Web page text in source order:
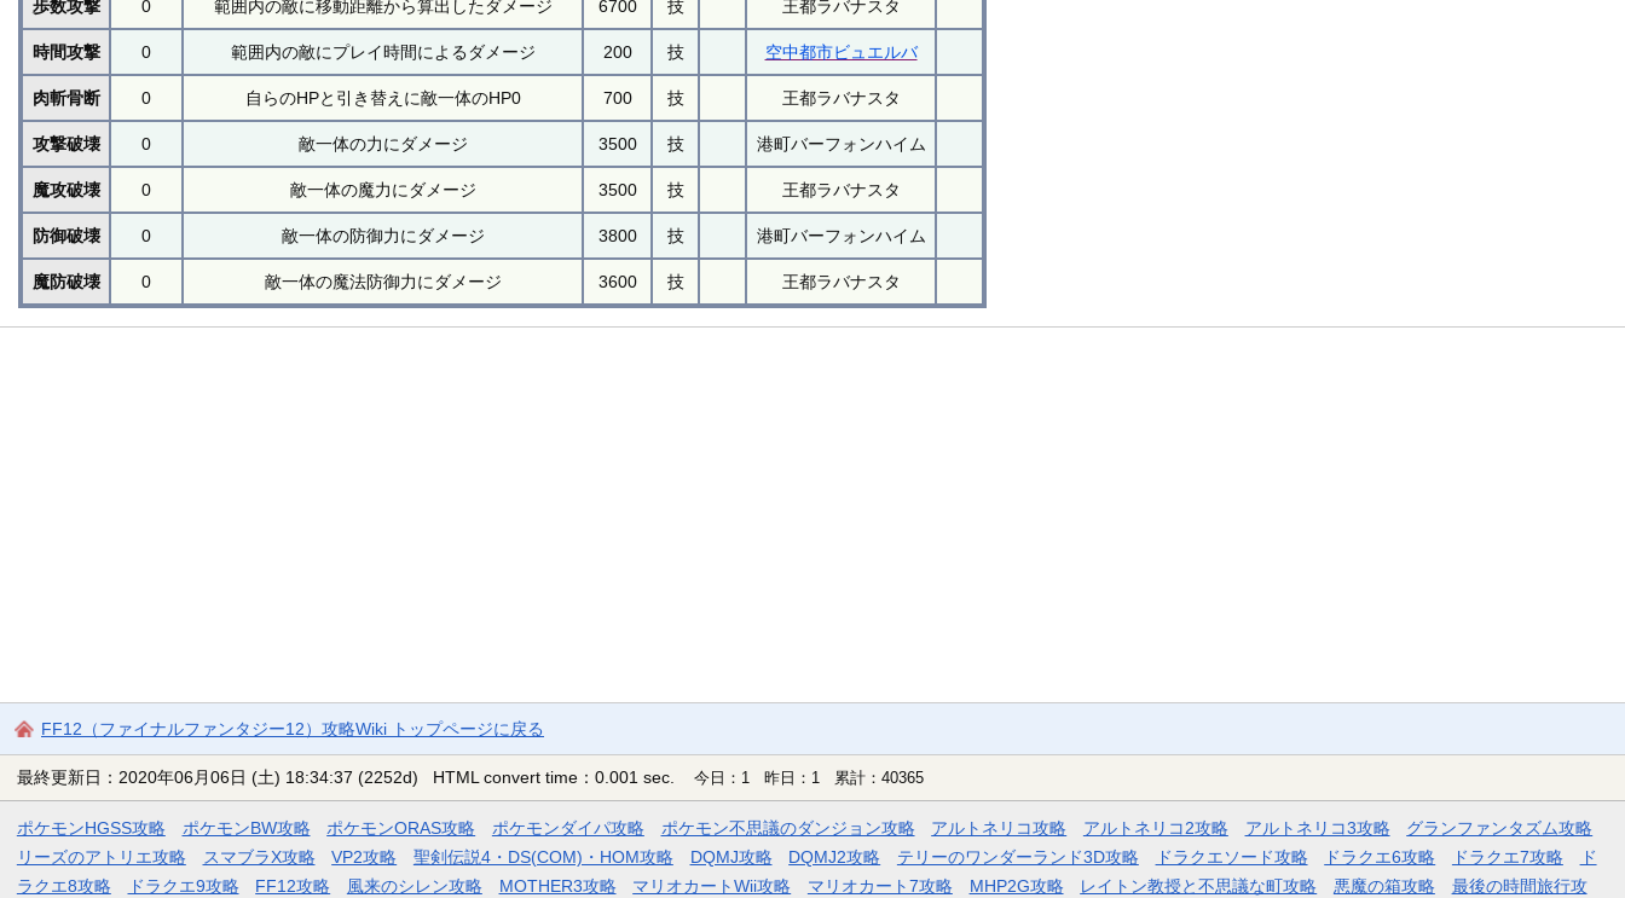
歩数攻撃 0 範囲内の敵に移動距離から算出したダメージ 6700 技 王都ラバナスタ
時間攻撃 0 範囲内の敵にプレイ時間によるダメージ 200 技 空中都市ビュエルバ
肉斬骨断 0 自らのHPと引き替えに敵一体のHP0 700 技 王都ラバナスタ
攻撃破壊 0 敵一体の力にダメージ 3500 技 港町バーフォンハイム
魔攻破壊 0 敵一体の魔力にダメージ 3500 技 王都ラバナスタ
防御破壊 0 敵一体の防御力にダメージ 3800 技 港町バーフォンハイム
魔防破壊 0 敵一体の魔法防御力にダメージ 3600 技 王都ラバナスタ
FF12（ファイナルファンタジー12）攻略Wiki トップページに戻る
最終更新日：2020年06月06日 (土) 18:34:37 (2252d) HTML convert time：0.001 sec. 今日：1 昨日：1 累計：40365
ポケモンHGSS攻略 ポケモンBW攻略 ポケモンORAS攻略 ポケモンダイパ攻略 ポケモン不思議のダンジョン攻略 アルトネリコ攻略 アルトネリコ2攻略 アルトネリコ3攻略
グランファンタズム攻略
リーズのアトリエ攻略
スマブラX攻略 VP2攻略 聖剣伝説4・DS(COM)・HOM攻略 DQMJ攻略 DQMJ2攻略 テリーのワンダーランド3D攻略 ドラクエソード攻略 ドラクエ6攻略 ドラクエ7攻略
ド
ラクエ8攻略
ドラクエ9攻略 FF12攻略 風来のシレン攻略 MOTHER3攻略 マリオカートWii攻略 マリオカート7攻略 MHP2G攻略 レイトン教授と不思議な町攻略 悪魔の箱攻略 最後の時間旅行攻